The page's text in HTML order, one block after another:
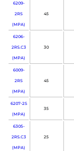
6209-
2RS
(MPA)
45
6206-
2RS.C3
(MPA)
30
6009-
2RS
(MPA)
45
6207-2S
(MPA)
35
6305-
2RS.C3
(MPA)
25